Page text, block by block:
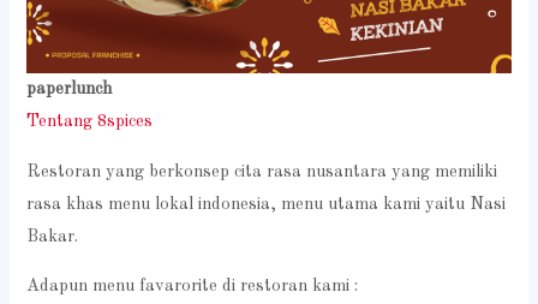
paperlunch
Tentang 8spices
Restoran yang berkonsep cita rasa nusantara yang memiliki
rasa khas menu lokal indonesia, menu utama kami yaitu Nasi
Bakar.
Adapun menu favarorite di restoran kami :